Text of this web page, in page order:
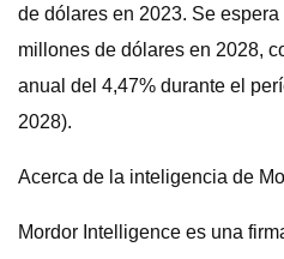
de dólares en 2023. Se
millones de dólares en 2028,
anual del 4,47% durante el
2028).
Acerca de la inteligencia de
Mordor Intelligence es una